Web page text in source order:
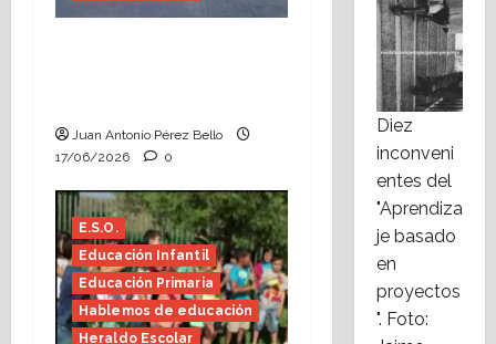
Juan Antonio Pérez Bello
17/06/2026
0
E.S.O.
Educación Infantil
Educación Primaria
Hablemos de educación
Heraldo Escolar
Diez
inconveni
entes del
"Aprendiza
je basado
en
proyectos
". Foto: